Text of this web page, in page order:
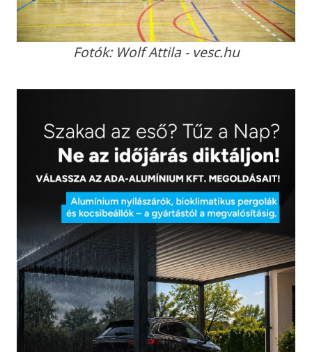
Fotók: Wolf Attila - vesc.hu